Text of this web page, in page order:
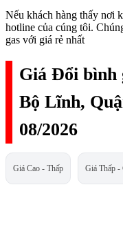
Nếu khách hàng thấy nơi
hotline của cúng tôi.
gas với giá rẻ nhất
Giá Đổi bình
Bộ Lĩnh,
08/2026
Giá Cao - Thấp Giá Thấp -